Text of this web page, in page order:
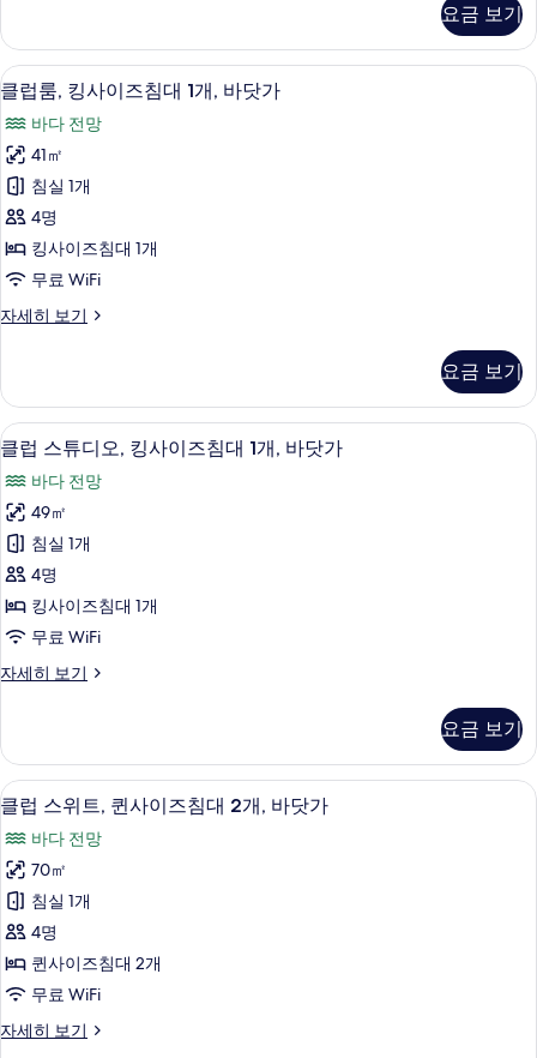
기
보
기
개,
바
닷
가
사
진
모
두
보
기
사
이
즈
대
2
개,
바
닷
가
자
세
보
요금 보기
클
럽
룸,
킹
사
이
즈
침
대
개,
바
닷
가
사
진
모
두
보
기
1 개의 침실, 객실 내 금고, 책상, 다리
8
클럽룸, 킹사이즈침대 1개, 바닷가
바다 전망
41㎡
침실 1개
4명
킹사이즈침대 1개
무료 WiFi
자세히 보기
클
사
이
즈
대
개,
바
닷
가
자
세
보
요금 보기
클
럽
스
튜
디
오,
킹
사
이
침
대
1
개,
바
닷
가
사
진
모
1 개의 침실, 객실 내 금고, 책상, 다리
8
클럽 스튜디오, 킹사이즈침대 1개, 바닷가
바다 전망
49㎡
침실 1개
4명
킹사이즈침대 1개
무료 WiFi
자세히 보기
클
디
오,
킹
이
즈
침
대
개,
바
닷
자
요금 보기
클
럽
스
위
트,
퀸
사
이
즈
1 개의 침실, 객실 내 금고, 책상, 다리
7
클럽 스위트, 퀸사이즈침대 2개, 바닷가
바다 전망
70㎡
침실 1개
4명
퀸사이즈침대 2개
무료 WiFi
자세히 보기
클